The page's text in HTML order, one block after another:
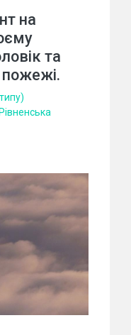
на
та
пожежі.
Рівненська